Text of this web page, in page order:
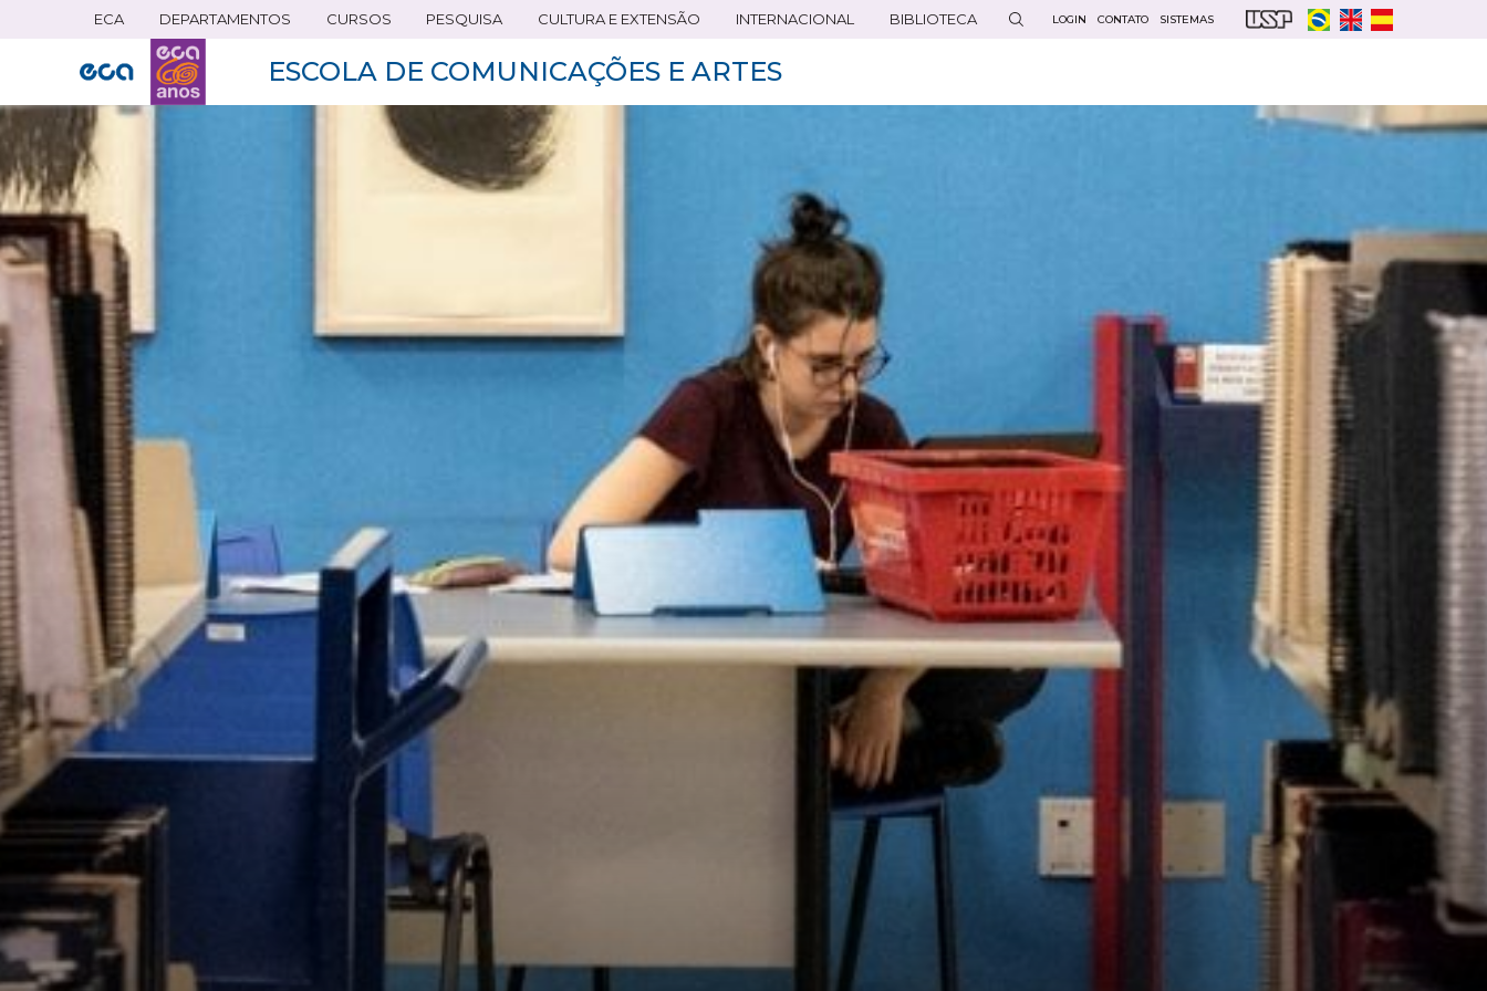
conteúdo
principal
ECA DEPARTAMENTOS CURSOS PESQUISA CULTURA E EXTENSÃO INTERNACIONAL BIBLIOTECA LOGIN CONTATO SISTEMAS
ESCOLA DE COMUNICAÇÕES E ARTES